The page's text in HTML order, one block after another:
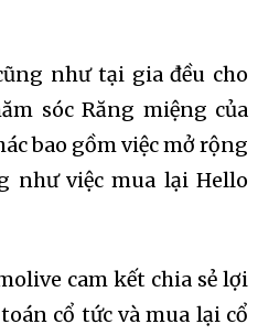
như tại gia đều cho
sóc Răng miệng của
bao gồm việc mở rộng
như việc mua lại Hello
cam kết chia sẻ lợi
cổ tức và mua lại cổ